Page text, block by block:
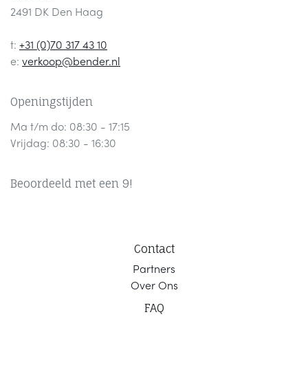
2491 DK Den Haag
t: +31 (0)70 317 43 10
e: verkoop@bender.nl
Openingstijden
Ma t/m do: 08:30 - 17:15
Vrijdag: 08:30 - 16:30
Beoordeeld met een 9!
Contact
Partners
Over Ons
FAQ